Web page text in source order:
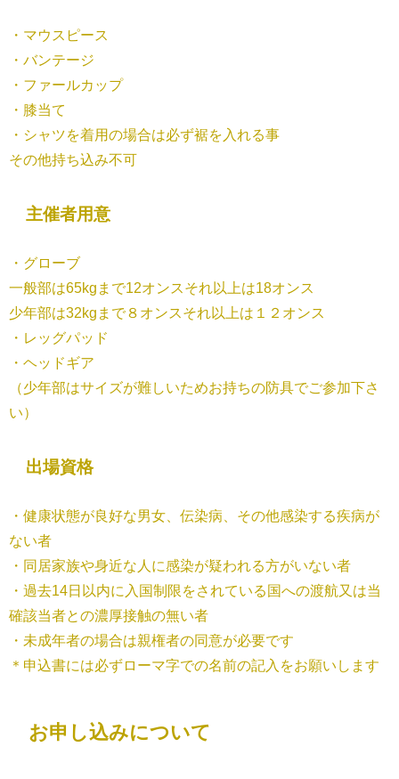
・マウスピース
・バンテージ
・ファールカップ
・膝当て
・シャツを着用の場合は必ず裾を入れる事
その他持ち込み不可
主催者用意
・グローブ
一般部は65kgまで12オンスそれ以上は18オンス
少年部は32kgまで８オンスそれ以上は１２オンス
・レッグパッド
・ヘッドギア
（少年部はサイズが難しいためお持ちの防具でご参加下さ
い）
出場資格
・健康状態が良好な男女、伝染病、その他感染する疾病が
ない者
・同居家族や身近な人に感染が疑われる方がいない者
・過去14日以内に入国制限をされている国への渡航又は当
確該当者との濃厚接触の無い者
・未成年者の場合は親権者の同意が必要です
＊申込書には必ずローマ字での名前の記入をお願いします
お申し込みについて